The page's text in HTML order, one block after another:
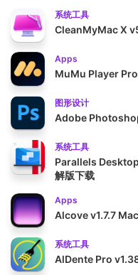
系统工具
CleanMyMac X
Apps
MuMu Player
图形设计
Adobe
系统工具
Parallels
解版下载
Apps
Alcove v1.7.7
系统工具
AlDente Pro